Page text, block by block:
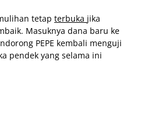
tetap terbuka jika
Masuknya dana baru ke
PEPE kembali menguji
pendek yang selama ini